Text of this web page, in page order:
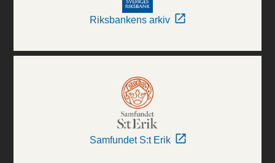
Riksbankens arkiv
Samfundet S:t Erik